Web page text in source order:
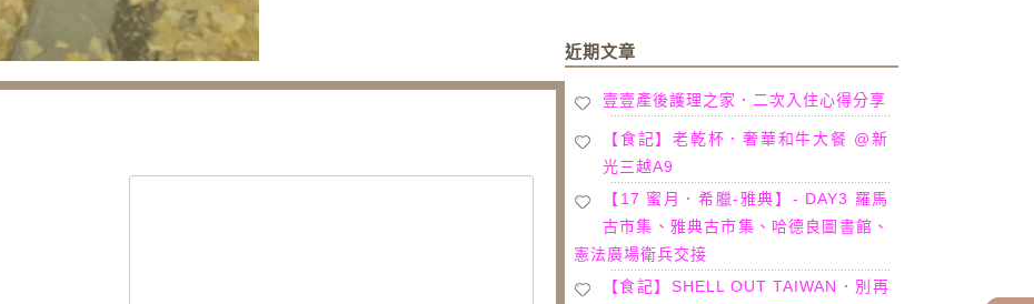
近期文章
壹壹產後護理之家．二次入住心得分享
【食記】老乾杯．奢華和牛大餐 @新
光三越A9
【17 蜜月．希臘-雅典】- DAY3 羅馬
古市集、雅典古市集、哈德良圖書館、
憲法廣場衛兵交接
【食記】SHELL OUT TAIWAN．別再